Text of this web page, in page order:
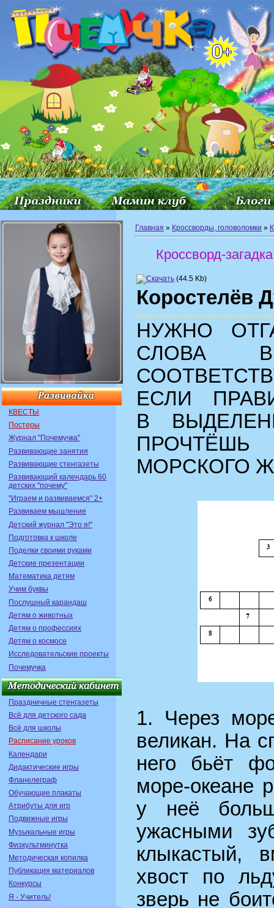
КВЕСТЫ
Постеры
Журнал "Почемучка"
Развивающие занятия
Развивающие стенгазеты
Развивающий календарь 60
детских "почему"
"Играем и развиваемся" 2+
Развиваем мышление
Детский журнал "Это я!"
Подготовка к школе
Поделки своими руками
Детские презентации
Математика детям
Учим буквы
Послушный карандаш
Детям о животных
Детям о профессиях
Детям о космосе
Исследовательские проекты
Почемучка
Праздничные стенгазеты
Всё для детского сада
Всё для школы
Расписание уроков
Календари
Дидактические игры
Фланелеграф
Обучающие плакаты
Атрибуты для игр
Подвижные игры
Музыкальные игры
Физкультминутка
Методическая копилка
Публикация материалов
Конкурсы
Я - Учитель!
Главная » Кроссворды, головоломки »
Кроссворд-
(44.5 Kb)
Коростелёв
НУЖНО
СЛОВА
ЕСЛИ
В
МОРСКОГО
1. Через
великан. На
него бьёт
море-океане
у неё
ужасными
клыкастый,
хвост по
зверь не